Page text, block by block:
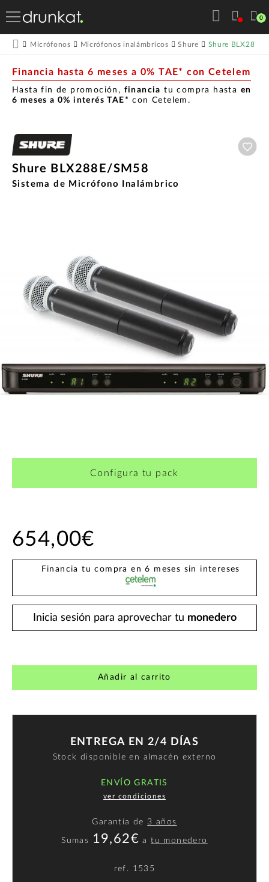
0
Micrófonos Micrófonos inalámbricos Shure Shure BLX288E/
Financia hasta 6 meses a 0% TAE* con Cetelem
Hasta fin de promoción, financia tu compra hasta en
6 meses a 0% interés TAE* con Cetelem.
Shure BLX288E/SM58
Sistema de Micrófono Inalámbrico
Configura tu pack
654,00€
Financia tu compra en 6 meses sin intereses
Inicia sesión para aprovechar tu monedero
Añadir al carrito
ENTREGA EN 2/4 DÍAS
Stock disponible en almacén externo
ENVÍO GRATIS
ver condiciones
Garantía de 3 años
Sumas 19,62€ atu monedero
ref. 1535